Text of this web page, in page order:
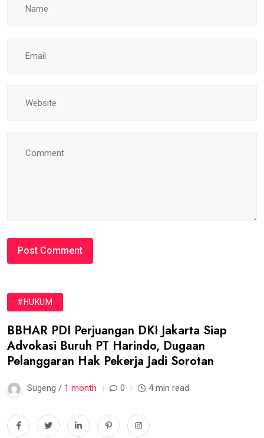
#HUKUM
BBHAR PDI Perjuangan DKI Jakarta Siap
Advokasi Buruh PT Harindo, Dugaan
Pelanggaran Hak Pekerja Jadi Sorotan
Sugeng / 1 month 0 4 min read